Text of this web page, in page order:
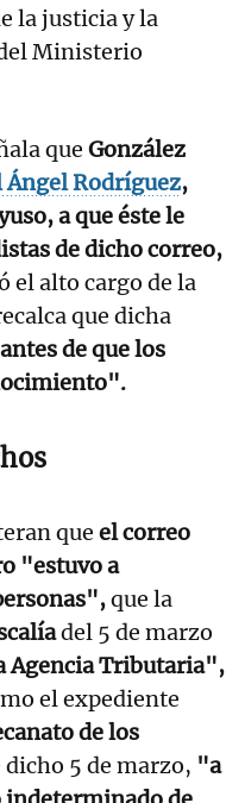
la justicia y la
Ministerio
que González
Rodríguez,
a que éste le
de dicho correo,
el alto cargo de la
que dicha
de que los
que el correo
"estuvo a
que la
del 5 de marzo
Agencia Tributaria",
el expediente
de los
5 de marzo, "a